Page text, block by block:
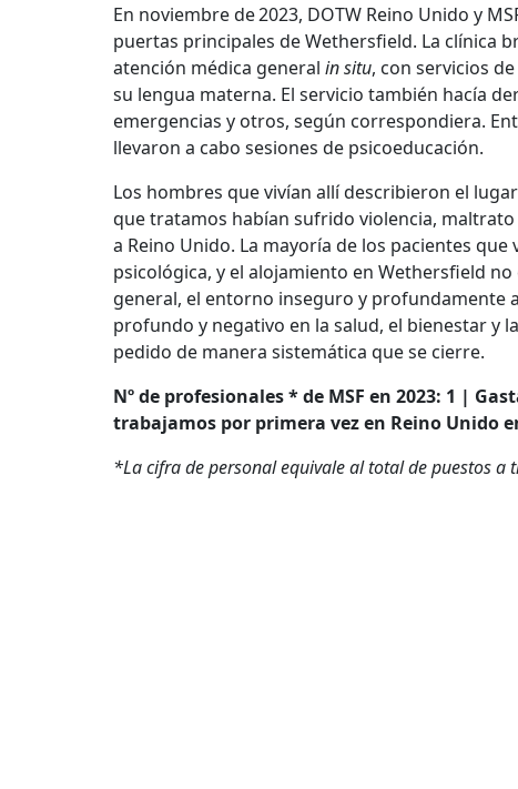
En noviembre de 2023, DOTW Reino Unido y
puertas principales de Wethersfield. La clínica
atención médica general in situ, con servicios
su lengua materna. El servicio también hacía
emergencias y otros, según correspondiera.
llevaron a cabo sesiones de psicoeducación.
Los hombres que vivían allí describieron el
que tratamos habían sufrido violencia, maltrato
a Reino Unido. La mayoría de los pacientes
psicológica, y el alojamiento en Wethersfield
general, el entorno inseguro y profundamente
profundo y negativo en la salud, el bienestar y
pedido de manera sistemática que se cierre.
Nº de profesionales * de MSF en 2023: 1 |
trabajamos por primera vez en Reino Unido
*La cifra de personal equivale al total de puestos a